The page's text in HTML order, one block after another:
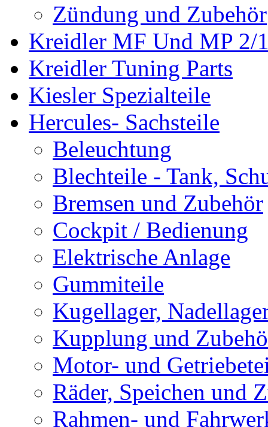
Zündung und Zubehör
Kreidler MF Und MP 2/
Kreidler Tuning Parts
Kiesler Spezialteile
Hercules- Sachsteile
Beleuchtung
Blechteile - Tank,
Bremsen und Zubehör
Cockpit / Bedienung
Elektrische Anlage
Gummiteile
Kugellager,
Kupplung und
Motor- und
Räder, Speichen und
Rahmen- und